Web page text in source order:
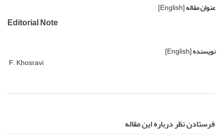
عنوان مقاله[English]
Editorial Note
نویسنده[English]
F. Khosravi
فرستادن نظر درباره این مقاله